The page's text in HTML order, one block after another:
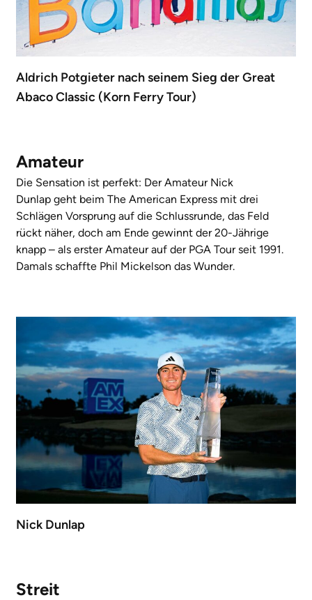
Aldrich Potgieter nach seinem Sieg der Great
Abaco Classic (Korn Ferry Tour)
Amateur
Die Sensation ist perfekt: Der Amateur Nick
Dunlap geht beim The American Express mit drei
Schlägen Vorsprung auf die Schlussrunde, das Feld
rückt näher, doch am Ende gewinnt der 20-Jährige
knapp – als erster Amateur auf der PGA Tour seit 1991.
Damals schaffte Phil Mickelson das Wunder.
Nick Dunlap
Streit